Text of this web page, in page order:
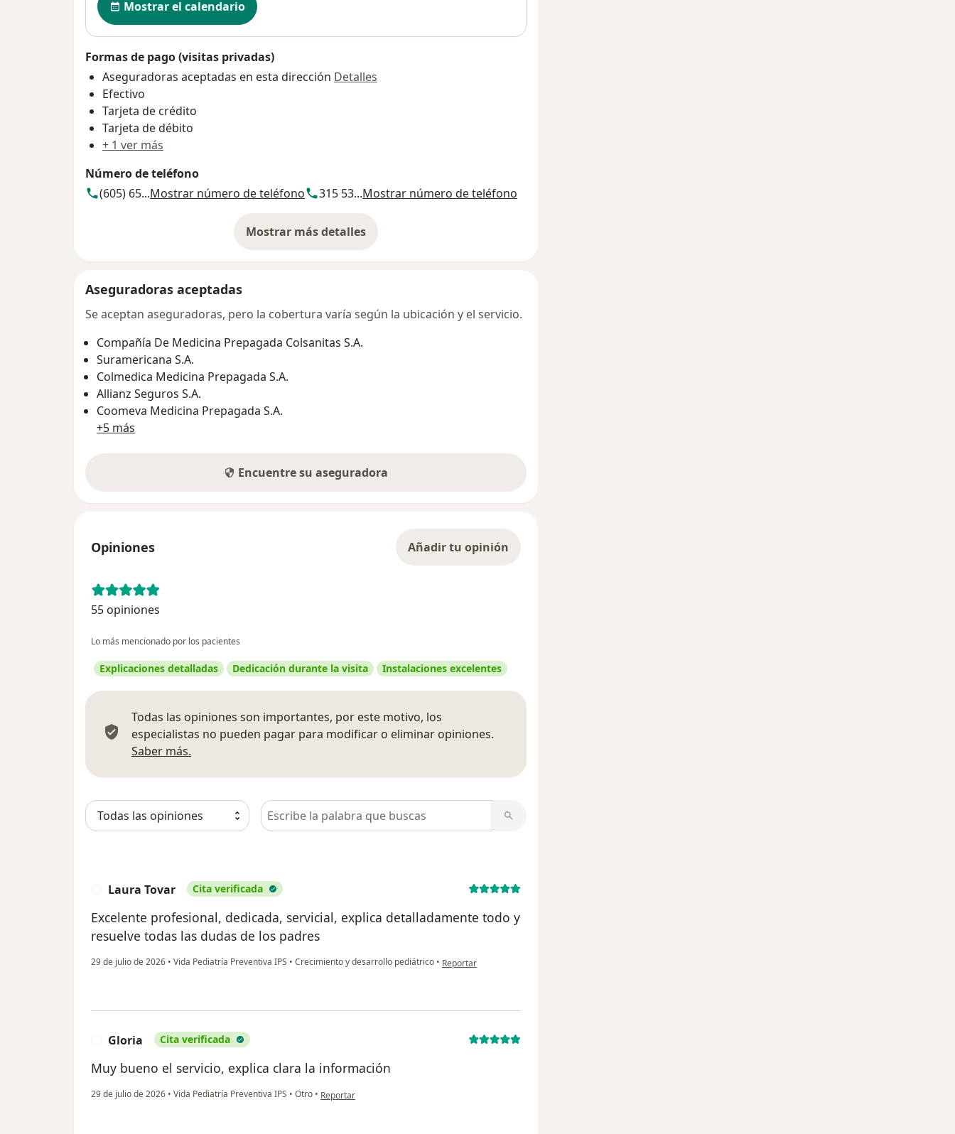
Mostrar el calendario
Formas de pago (visitas privadas)
Aseguradoras aceptadas en esta dirección Detalles
Efectivo
Tarjeta de crédito
Tarjeta de débito
+ 1 ver más
Número de teléfono
(605) 65...Mostrar número de teléfono 315 53...Mostrar número de teléfono
Mostrar más detalles
sobre la dirección
Aseguradoras aceptadas
Se aceptan aseguradoras, pero la cobertura varía según la ubicación y el servicio.
Compañía De Medicina Prepagada Colsanitas S.A.
Suramericana S.A.
Colmedica Medicina Prepagada S.A.
Allianz Seguros S.A.
Coomeva Medicina Prepagada S.A.
+5 más
Encuentre su aseguradora
Opiniones Añadir tu opinión
55 opiniones
Lo más mencionado por los pacientes
Explicaciones detalladas Dedicación durante la visita Instalaciones excelentes
Todas las opiniones son importantes, por este motivo, los
especialistas no pueden pagar para modificar o eliminar opiniones.
Saber más.
Busca en opiniones
Laura Tovar Cita verificada
Excelente profesional, dedicada, servicial, explica detalladamente todo y
resuelve todas las dudas de los padres
29 de julio de 2026 • Vida Pediatría Preventiva IPS • Crecimiento y desarrollo pediátrico • en opinión del usuario Laura Tovar
Reportar
Gloria Cita verificada
Muy bueno el servicio, explica clara la información
29 de julio de 2026 • Vida Pediatría Preventiva IPS • Otro • en opinión del usuario Gloria
Reportar